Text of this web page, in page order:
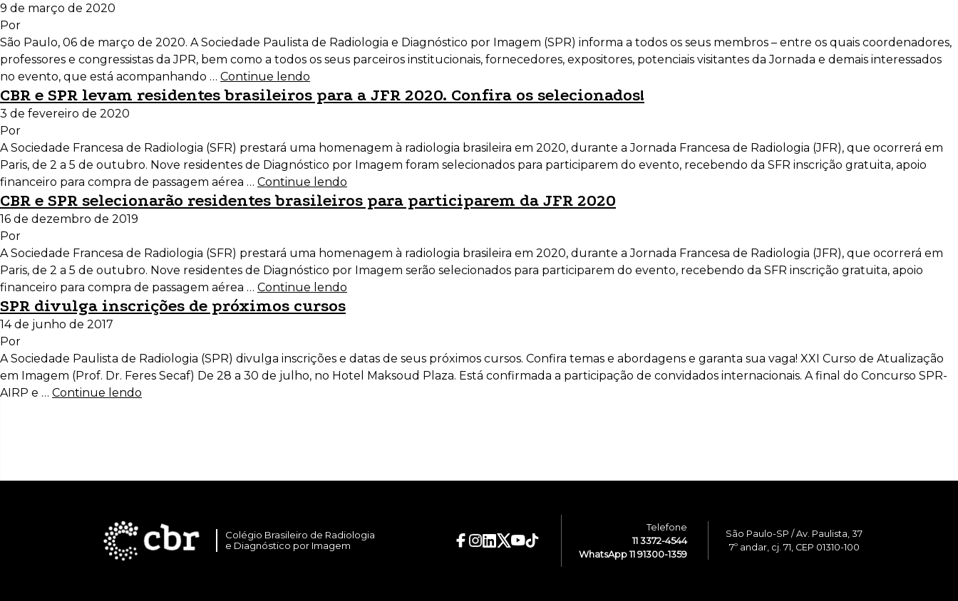
9 de março de 2020
Por
São Paulo, 06 de março de 2020. A Sociedade Paulista de Radiologia e Diagnóstico por Imagem (SPR) informa a todos os seus membros – entre os quais coordenadores,
professores e congressistas da JPR, bem como a todos os seus parceiros institucionais, fornecedores, expositores, potenciais visitantes da Jornada e demais interessados
no evento, que está acompanhando … Continue lendo
CBR e SPR levam residentes brasileiros para a JFR 2020. Confira os selecionados!
3 de fevereiro de 2020
Por
A Sociedade Francesa de Radiologia (SFR) prestará uma homenagem à radiologia brasileira em 2020, durante a Jornada Francesa de Radiologia (JFR), que ocorrerá em
Paris, de 2 a 5 de outubro. Nove residentes de Diagnóstico por Imagem foram selecionados para participarem do evento, recebendo da SFR inscrição gratuita, apoio
financeiro para compra de passagem aérea … Continue lendo
CBR e SPR selecionarão residentes brasileiros para participarem da JFR 2020
16 de dezembro de 2019
Por
A Sociedade Francesa de Radiologia (SFR) prestará uma homenagem à radiologia brasileira em 2020, durante a Jornada Francesa de Radiologia (JFR), que ocorrerá em
Paris, de 2 a 5 de outubro. Nove residentes de Diagnóstico por Imagem serão selecionados para participarem do evento, recebendo da SFR inscrição gratuita, apoio
financeiro para compra de passagem aérea … Continue lendo
SPR divulga inscrições de próximos cursos
14 de junho de 2017
Por
A Sociedade Paulista de Radiologia (SPR) divulga inscrições e datas de seus próximos cursos. Confira temas e abordagens e garanta sua vaga! XXI Curso de Atualização
em Imagem (Prof. Dr. Feres Secaf) De 28 a 30 de julho, no Hotel Maksoud Plaza. Está confirmada a participação de convidados internacionais. A final do Concurso SPR-
AIRP e … Continue lendo
Colégio Brasileiro de Radiologia
e Diagnóstico por Imagem
Telefone
11 3372-4544
WhatsApp 11 91300-1359
São Paulo-SP / Av. Paulista, 37
7º andar, cj. 71, CEP 01310-100